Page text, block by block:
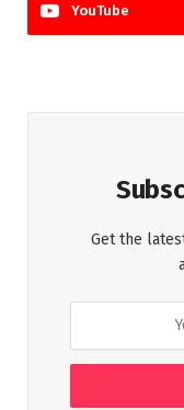
YouTube
Get the